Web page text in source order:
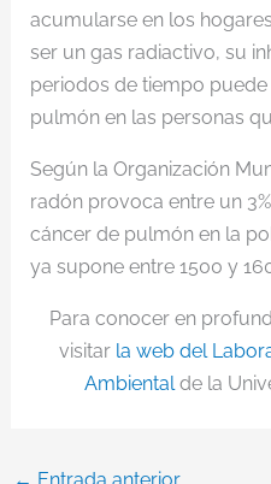
acumularse en los
ser un gas radiactivo, su
periodos de tiempo
pulmón en las personas
Según la Organización
radón provoca entre un
cáncer de pulmón en la
ya supone entre 1500 y
Para conocer en
visitar la web del
Ambiental de la
← Entrada anterior